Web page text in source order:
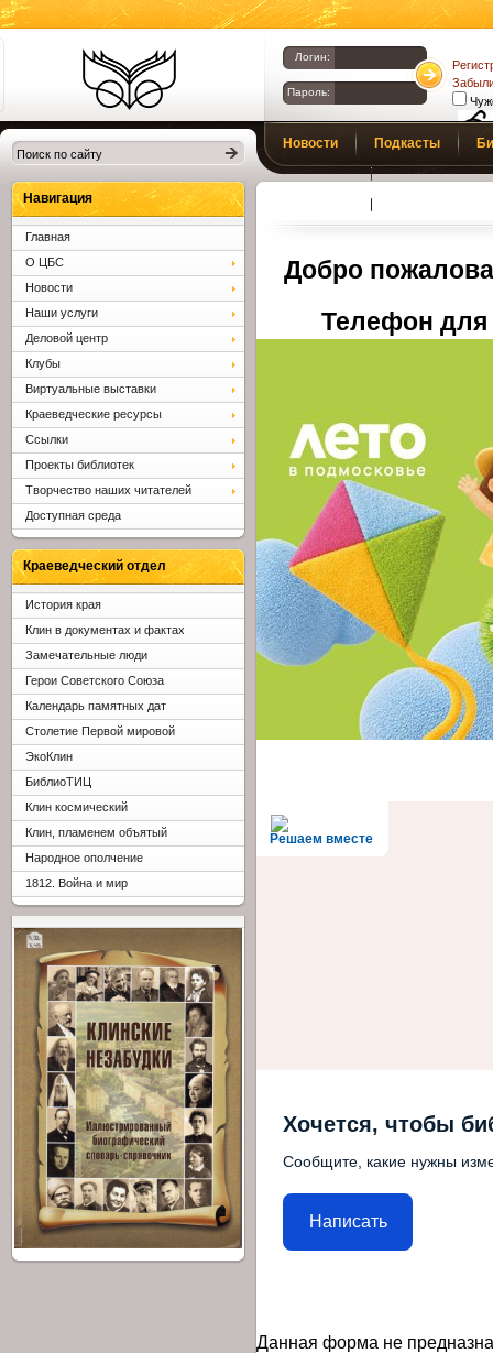
Библиотеки
Клина. Клинская
ЦБС.
Логин:
Пароль:
Новости Подкасты
Добро
Телефон для
Решаем вместе
Хочется, чтобы
Сообщите, какие нужны
Написать
Данная форма не
Навигация
Главная
О ЦБС
Новости
Наши услуги
Деловой центр
Клубы
Виртуальные выставки
Краеведческие ресурсы
Ссылки
Проекты библиотек
Творчество наших читателей
Доступная среда
Краеведческий отдел
История края
Клин в документах и фактах
Замечательные люди
Герои Советского Союза
Календарь памятных дат
Столетие Первой мировой
ЭкоКлин
БиблиоТИЦ
Клин космический
Клин, пламенем объятый
Народное ополчение
1812. Война и мир